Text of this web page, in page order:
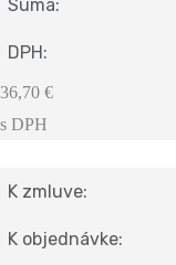
Suma:
DPH:
36,70 €
s DPH
K zmluve:
K objednávke: